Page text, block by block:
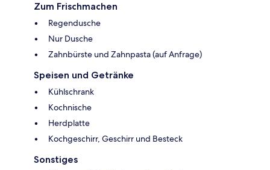
Zum Frischmachen
Regendusche
Nur Dusche
Zahnbürste und Zahnpasta (auf Anfrage)
Speisen und Getränke
Kühlschrank
Kochnische
Herdplatte
Kochgeschirr, Geschirr und Besteck
Sonstiges